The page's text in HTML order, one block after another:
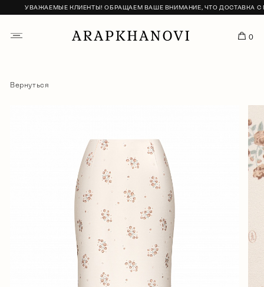
УВАЖАЕМЫЕ КЛИЕНТЫ! ОБРАЩАЕМ ВАШЕ ВНИМАНИЕ, ЧТО ДОСТАВКА С
0
Вернуться